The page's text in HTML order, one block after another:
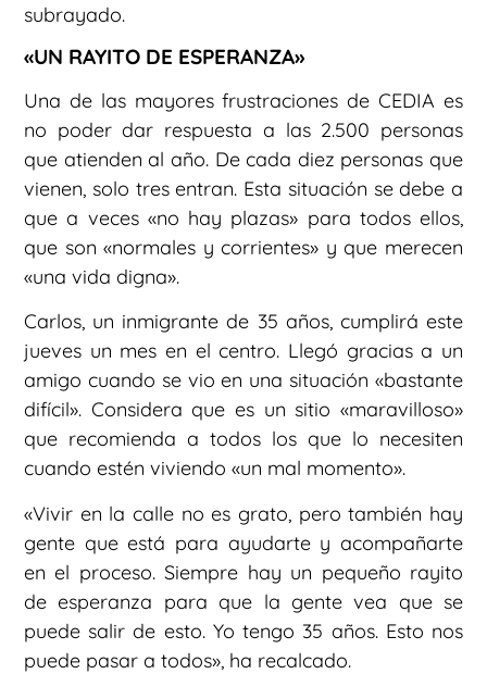
subrayado.
«UN RAYITO DE ESPERANZA»
Una de las mayores frustraciones de CEDIA es
no poder dar respuesta a las 2.500 personas
que atienden al año. De cada diez personas que
vienen, solo tres entran. Esta situación se debe a
que a veces «no hay plazas» para todos ellos,
que son «normales y corrientes» y que merecen
«una vida digna».
Carlos, un inmigrante de 35 años, cumplirá este
jueves un mes en el centro. Llegó gracias a un
amigo cuando se vio en una situación «bastante
difícil». Considera que es un sitio «maravilloso»
que recomienda a todos los que lo necesiten
cuando estén viviendo «un mal momento».
«Vivir en la calle no es grato, pero también hay
gente que está para ayudarte y acompañarte
en el proceso. Siempre hay un pequeño rayito
de esperanza para que la gente vea que se
puede salir de esto. Yo tengo 35 años. Esto nos
puede pasar a todos», ha recalcado.